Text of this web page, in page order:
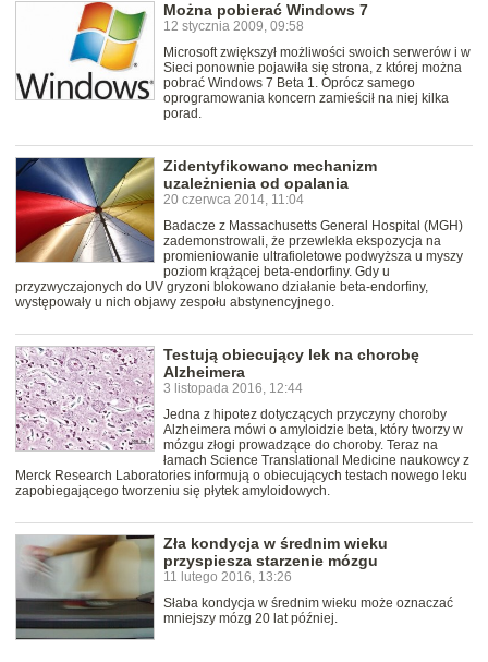
Można pobierać Windows 7
12 stycznia 2009, 09:58
Microsoft zwiększył możliwości swoich serwerów i w
Sieci ponownie pojawiła się strona, z której można
pobrać Windows 7 Beta 1. Oprócz samego
oprogramowania koncern zamieścił na niej kilka
porad.
Zidentyfikowano mechanizm
uzależnienia od opalania
20 czerwca 2014, 11:04
Badacze z Massachusetts General Hospital (MGH)
zademonstrowali, że przewlekła ekspozycja na
promieniowanie ultrafioletowe podwyższa u myszy
poziom krążącej beta-endorfiny. Gdy u
przyzwyczajonych do UV gryzoni blokowano działanie beta-endorfiny,
występowały u nich objawy zespołu abstynencyjnego.
Testują obiecujący lek na chorobę
Alzheimera
3 listopada 2016, 12:44
Jedna z hipotez dotyczących przyczyny choroby
Alzheimera mówi o amyloidzie beta, który tworzy w
mózgu złogi prowadzące do choroby. Teraz na
łamach Science Translational Medicine naukowcy z
Merck Research Laboratories informują o obiecujących testach nowego leku
zapobiegającego tworzeniu się płytek amyloidowych.
Zła kondycja w średnim wieku
przyspiesza starzenie mózgu
11 lutego 2016, 13:26
Słaba kondycja w średnim wieku może oznaczać
mniejszy mózg 20 lat później.